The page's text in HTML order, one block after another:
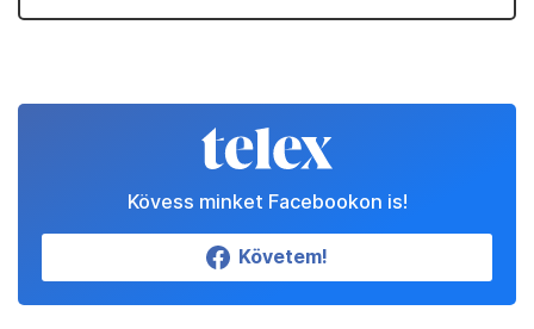
Kövess minket Facebookon is!
Követem!